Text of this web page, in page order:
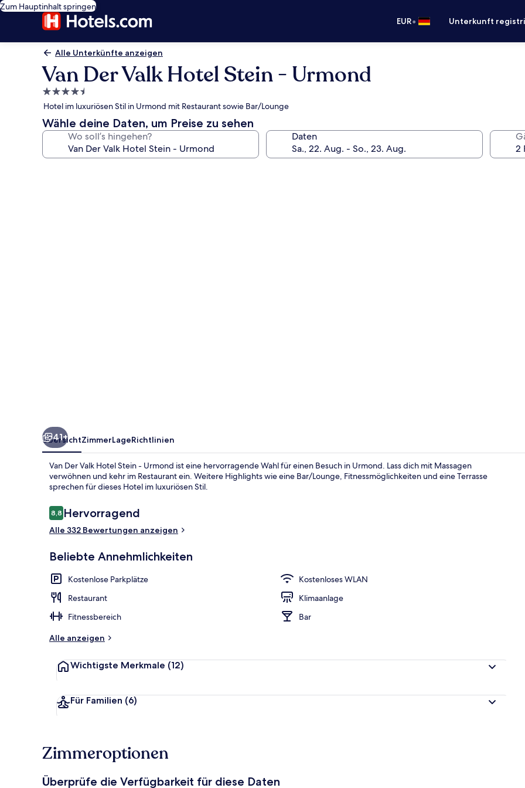
Zum Hauptinhalt springen
EUR• Unterkunft
Alle Unterkünfte anzeigen
Van Der Valk Hotel Stein - Urmond
4.5-
Sterne-
Unterkunft
Hotel im luxuriösen Stil in Urmond mit Restaurant sowie Bar/Lounge
Wähle deine Daten, um Preise zu sehen
Wo soll’s hingehen? Daten
41+
ÜbersichtZimmerLageRichtlinien
Van Der Valk Hotel Stein - Urmond ist eine hervorragende Wahl für einen Besuch in Urmond. Lass dich mit Massagen
verwöhnen und kehr im Restaurant ein. Weitere Highlights wie eine Bar/Lounge, Fitnessmöglichkeiten und eine Terrasse
sprechen für dieses Hotel im luxuriösen Stil.
Bewertungen
8,88,8 von 10.
Hervorragend
Alle 332 Bewertungen anzeigen
Beliebte Annehmlichkeiten
Kostenlose Parkplätze
Kostenloses WLAN
Restaurant
Klimaanlage
Fitnessbereich
Bar
Alle anzeigen
Wichtigste Merkmale (12)
Für Familien (6)
Zimmeroptionen
Überprüfe die Verfügbarkeit für diese Daten